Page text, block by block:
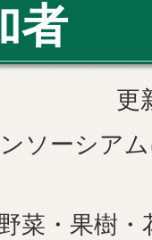
者
更
ソーシア
菜・果樹